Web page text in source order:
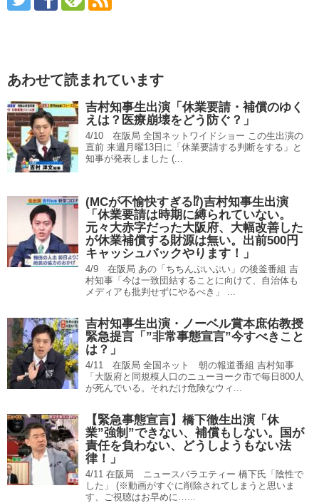
あわせて読まれています
吉村知事生出演「休業要請・補償のゆく
えは？医療崩壊をどう防ぐ？」
4/10 在阪局 全国ネットワイドショー この生出演の
直前 来週月曜13日に「休業要請する判断をする」と
知事が発表しました (...
(MCが不愉快すぎる⁉)吉村知事生出演
「休業要請は時期に縛られていない。
元々大赤字だった大阪府、大幅改善した
が休業補償する財源は無い。出前500円
キャッシュバックやります！」
4/9 在阪局 あの「ちちんぷいぷい」の後釜番組 吉
村知事「今は一致団結することに向けて、自治体も
メディアも批判せずにやるべき」 ...
吉村知事生出演・ノーベル賞本庶佑教授
緊急提言「”非常事態宣言”今すべきこと
は？」
4/11 在阪局 全国ネット 朝の報道番組 吉村知事
「大阪府と同規模人口のニューヨーク市で毎日800人
が死んでいる。それだけ危険なウィ...
【緊急事態宣言】橋下徹生出演「休
業”強制”できない、補償もしない。国が
責任を負わない、どうしようもない法
律！」
4/11 在阪局 ニュースバラエティー 橋下氏「陰性で
した」 (※動画がすぐに削除されてしまうと思いま
す、ご視聴はお早めに…...